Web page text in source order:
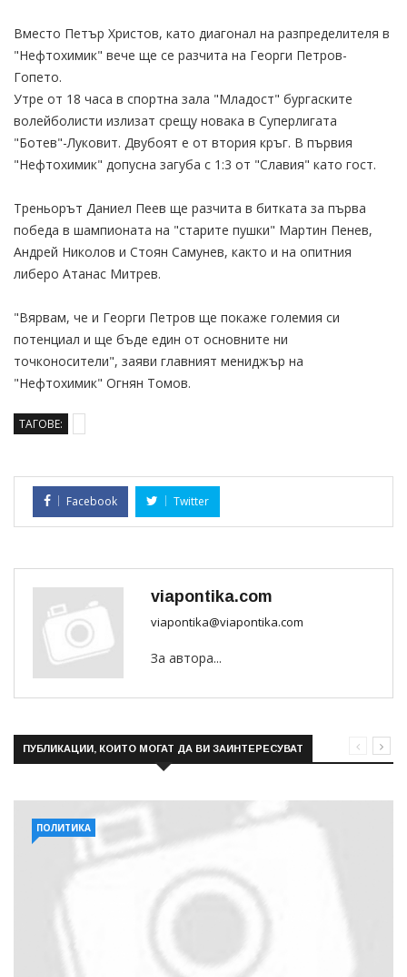
Вместо Петър Христов, като диагонал на разпределителя в
"Нефтохимик" вече ще се разчита на Георги Петров-
Гопето.
Утре от 18 часа в спортна зала "Младост" бургаските
волейболисти излизат срещу новака в Суперлигата
"Ботев"-Луковит. Двубоят е от втория кръг. В първия
"Нефтохимик" допусна загуба с 1:3 от "Славия" като гост.
Треньорът Даниел Пеев ще разчита в битката за първа
победа в шампионата на "старите пушки" Мартин Пенев,
Андрей Николов и Стоян Самунев, както и на опитния
либеро Атанас Митрев.
"Вярвам, че и Георги Петров ще покаже големия си
потенциал и ще бъде един от основните ни
точконосители", заяви главният мениджър на
"Нефтохимик" Огнян Томов.
ТАГОВЕ:
Facebook Twitter
viapontika.com
viapontika@viapontika.com
За автора...
ПУБЛИКАЦИИ, КОИТО МОГАТ ДА ВИ ЗАИНТЕРЕСУВАТ
ПОЛИТИКА